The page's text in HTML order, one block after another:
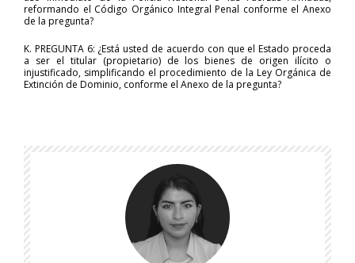
reformando el Código Orgánico Integral Penal conforme el Anexo
de la pregunta?
K. PREGUNTA 6: ¿Está usted de acuerdo con que el Estado proceda
a ser el titular (propietario) de los bienes de origen ilícito o
injustificado, simplificando el procedimiento de la Ley Orgánica de
Extinción de Dominio, conforme el Anexo de la pregunta?